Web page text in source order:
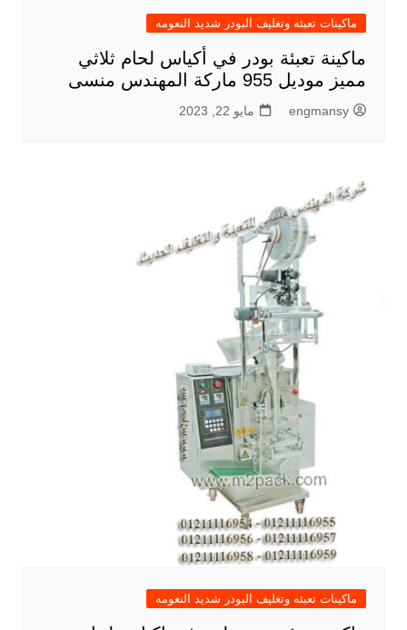
ماكينات تعبئه وتغليف البودر شديد النعومه
ماكينة تعبئة بودر في أكياس لحام ثلاثي
مميز موديل 955 ماركة المهندس منسى
engmansy مايو 22, 2023
ماكينات تعبئه وتغليف البودر شديد النعومه